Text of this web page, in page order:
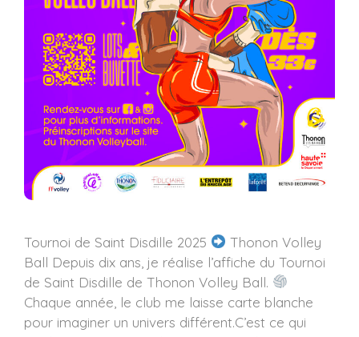
Tournoi de Saint Disdille 2025
Thonon Volley
Ball Depuis dix ans, je réalise l’affiche du Tournoi
de Saint Disdille de Thonon Volley Ball.
Chaque année, le club me laisse carte blanche
pour imaginer un univers différent.C’est ce qui